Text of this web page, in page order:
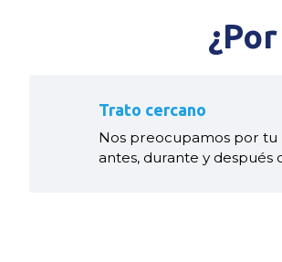
Trato cercano
Nos preocupamos por tu
antes, durante y después